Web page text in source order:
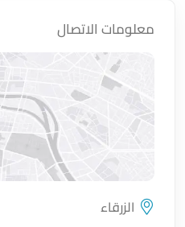
معلومات الاتصال
الزرقاء